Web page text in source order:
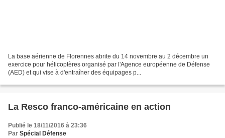
La base aérienne de Florennes abrite du 14 novembre au 2 décembre un
exercice pour hélicoptères organisé par l'Agence européenne de Défense
(AED) et qui vise à d'entraîner des équipages p...
La Resco franco-américaine en action
Publié le 18/11/2016 à 23:36
Par Spécial Défense